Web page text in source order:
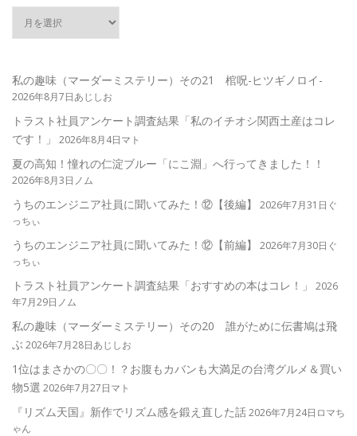
私の趣味（マーダーミステリー）その21 棺呪-ヒツギノロイ-
2026年8月7日あじしお
トラスト社員アンケート調査結果「私のイチオシ関西土産はコレ
です！」
2026年8月4日マト
夏の高知！憧れの仁淀ブルー「にこ淵」へ行ってきました！！
2026年8月3日ノム
うちのエンジニア社員に聞いてみた！⑫【後編】
2026年7月31日ぐ
っちぃ
うちのエンジニア社員に聞いてみた！⑫【前編】
2026年7月30日ぐ
っちぃ
トラスト社員アンケート調査結果「おすすめの本はコレ！」
2026
年7月29日ノム
私の趣味（マーダーミステリー）その20 誰がために伝書鳩は飛
ぶ 2026年7月28日あじしお
1位はまさかの〇〇！？お腹もカバンも大満足の台湾グルメ＆買い
物5選 2026年7月27日マト
『リズム天国』新作でリズム感を鍛え直した話2026年7月24日ロマち
ゃん